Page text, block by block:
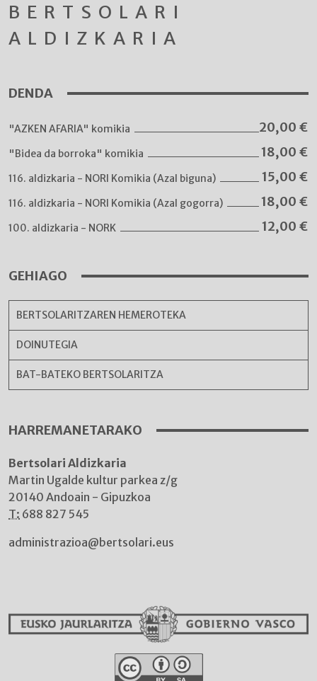
BERTSOLARI
ALDIZKARIA
DENDA
"AZKEN AFARIA" komikia 20,00 €
"Bidea da borroka" komikia 18,00 €
116. aldizkaria - NORI Komikia (Azal biguna) 15,00 €
116. aldizkaria - NORI Komikia (Azal gogorra) 18,00 €
100. aldizkaria - NORK 12,00 €
GEHIAGO
BERTSOLARITZAREN HEMEROTEKA
DOINUTEGIA
BAT-BATEKO BERTSOLARITZA
HARREMANETARAKO
Bertsolari Aldizkaria
Martin Ugalde kultur parkea z/g
20140 Andoain - Gipuzkoa
T: 688 827 545
administrazioa@bertsolari.eus